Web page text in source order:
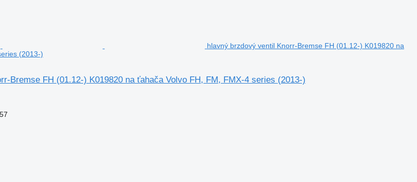
hlavný brzdový ventil Knorr-Bremse FH (01.12-) K019820 na
(2013-)
Bremse FH (01.12-) K019820 na ťahača Volvo FH, FM, FMX-4 series (2013-)